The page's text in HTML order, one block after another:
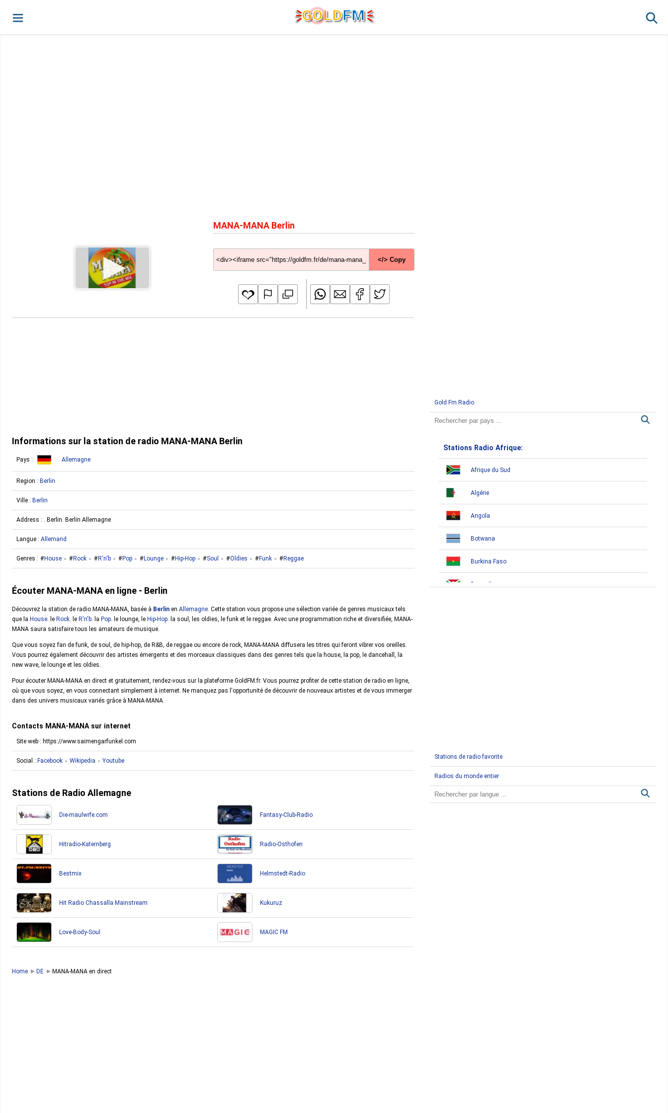
GOLDFM
MANA-MANA Berlin
</> Copy
Informations sur la station de radio MANA-MANA Berlin
Pays : Allemagne
Region : Berlin
Ville : Berlin
Address : . Berlin. Berlin Allemagne
Langue : Allemand
Genres : House Rock R'n'b Pop Lounge Hip-Hop Soul Oldies Funk Reggae
Écouter MANA-MANA en ligne - Berlin
Découvrez la station de radio MANA-MANA, basée à Berlin en Allemagne. Cette station vous propose une sélection variée de genres musicaux tels
que la House. le Rock. le R'n'b. la Pop. le lounge, le Hip-Hop. la soul, les oldies, le funk et le reggae. Avec une programmation riche et diversifiée, MANA-
MANA saura satisfaire tous les amateurs de musique.
Que vous soyez fan de funk, de soul, de hip-hop, de R&B, de reggae ou encore de rock, MANA-MANA diffusera les titres qui feront vibrer vos oreilles.
Vous pourrez également découvrir des artistes émergents et des morceaux classiques dans des genres tels que la house, la pop, le dancehall, la
new wave, le lounge et les oldies.
Pour écouter MANA-MANA en direct et gratuitement, rendez-vous sur la plateforme GoldFM.fr. Vous pourrez profiter de cette station de radio en ligne,
où que vous soyez, en vous connectant simplement à internet. Ne manquez pas l'opportunité de découvrir de nouveaux artistes et de vous immerger
dans des univers musicaux variés grâce à MANA-MANA.
Contacts MANA-MANA sur internet
Site web : https://www.saimengarfunkel.com
Social : Facebook Wikipedia Youtube
Stations de Radio Allemagne
Die-maulwrfe.com Fantasy-Club-Radio
Hitradio-Katernberg Radio-Osthofen
Bestmix Helmstedt-Radio
Hit Radio Chassalla Mainstream Kukuruz
Love-Body-Soul MAGIC FM
Gold Fm Radio
Stations Radio Afrique:
Afrique du Sud
Algérie
Angola
Botwana
Burkina Faso
Burundi
Egypte
Stations de radio favorite
Radios du monde entier
Home DE MANA-MANA en direct